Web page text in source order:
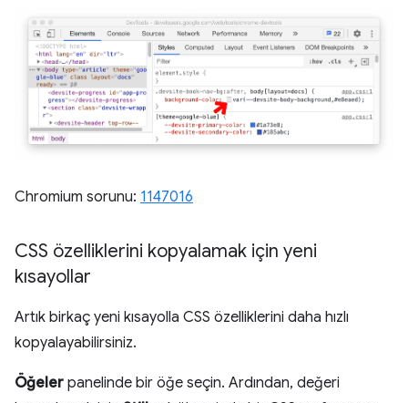
Chromium sorunu: 1147016
CSS özelliklerini kopyalamak için yeni
kısayollar
Artık birkaç yeni kısayolla CSS özelliklerini daha hızlı
kopyalayabilirsiniz.
Öğeler panelinde bir öğe seçin. Ardından, değeri